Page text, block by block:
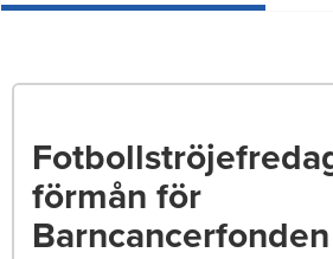
förmån för
Barncancerfonden